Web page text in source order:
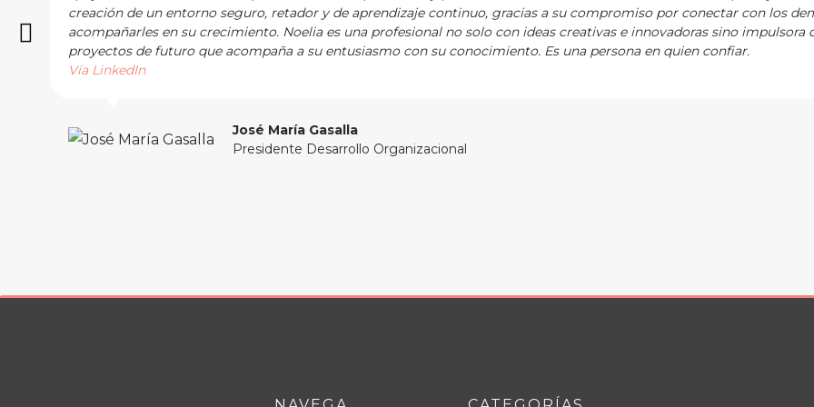
creación de un entorno seguro, retador y de aprendizaje continuo, gracias a su compromiso por conectar con los
acompañarles en su crecimiento. Noelia es una profesional no solo con ideas creativas e innovadoras sino impulsora
proyectos de futuro que acompaña a su entusiasmo con su conocimiento. Es una persona en quien confiar.
Vía LinkedIn
José María Gasalla
Presidente Desarrollo Organizacional